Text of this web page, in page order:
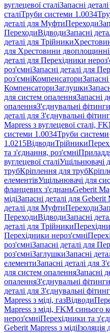
вуглецевої сталіЗапасні
сталіТруби системи 1.0034
деталі для МуфтиПереходи
ПереходиВідводиЗапасні
деталі для Трійники
для Хрестовини двоплощинні
деталі для Перехідники
роз'ємніЗапасні деталі для
роз'ємніКомпенсатори
КомпенсаториЗаглушки
для систем опаленняЗапасні
опаленняЗ'єднувальні
деталі для З'єднувальні
Mapress з вуглецевої сталі,
системи 1.0034Труби системи
1.0215ВідводиТрійники
та з'єднання, роз'ємні
вуглецевої сталіУщільнювачі
трубКріплення для труб
елементівУщільнювачі для
фланцевих з'єднаньGeberit
мідіЗапасні деталі для Geberit
деталі для МуфтиПереходи
ПереходиВідводиЗапасні
деталі для Трійники
Перехідники нероз'ємні
роз'ємніЗапасні деталі для
роз'ємніЗаглушкиЗапасні
елементиЗапасні деталі для
для систем опаленняЗапасні
опаленняЗ'єднувальні
деталі для З'єднувальні
Mapress з міді, газВідводи
Mapress з міді, FKM синього
нероз'ємніПерехідники та
Geberit Mapress з мідіІзоляція